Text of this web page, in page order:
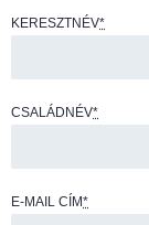
KERESZTNÉV*
CSALÁDNÉV*
E-MAIL CÍM*